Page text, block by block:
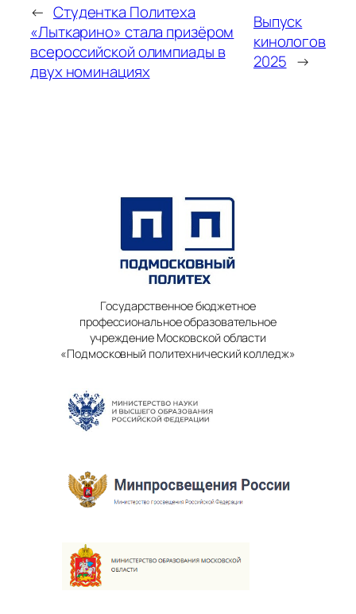
← Студентка Политеха
«Лыткарино» стала призёром
всероссийской олимпиады в
двух номинациях
Выпуск
кинологов
2025 →
Государственное бюджетное
профессиональное образовательное
учреждение Московской области
«Подмосковный политехнический колледж»